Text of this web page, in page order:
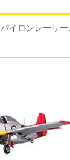
イロンレーサ